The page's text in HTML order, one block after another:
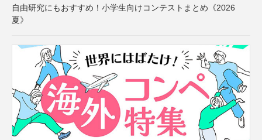
自由研究にもおすすめ！小学生向けコンテストまとめ《2026
夏》